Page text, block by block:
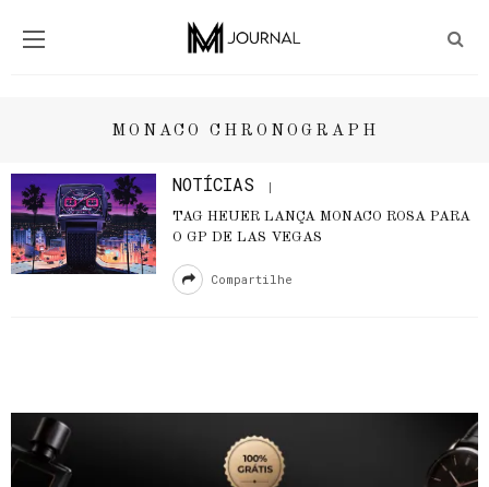
MONACO CHRONOGRAPH
NOTÍCIAS
TAG HEUER LANÇA MONACO ROSA PARA
O GP DE LAS VEGAS
Compartilhe